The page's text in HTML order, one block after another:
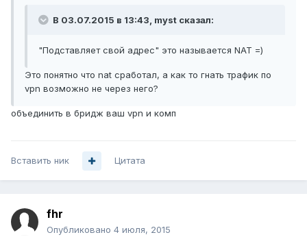
В 03.07.2015 в 13:43, myst сказал:
"Подставляет свой адрес" это называется NAT =)
Это понятно что nat сработал, а как то гнать трафик по
vpn возможно не через него?
объединить в бридж ваш vpn и комп
Вставить ник Цитата
fhr
Опубликовано 4 июля, 2015